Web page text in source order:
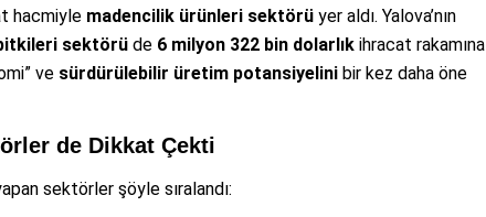
hacmiyle madencilik ürünleri sektörü yer aldı. Yalova’nın
sektörü de 6 milyon 322 bin dolarlık ihracat rakamına
ve sürdürülebilir üretim potansiyelini bir kez daha öne
de Dikkat Çekti
sektörler şöyle sıralandı: